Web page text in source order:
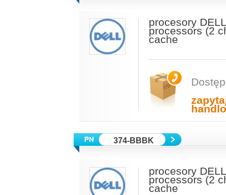
procesory
processors (2
cache
374-BBBK
procesory
processors (2
cache